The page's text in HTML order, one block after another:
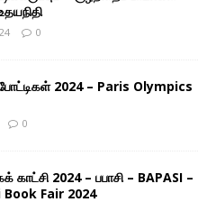
0
போட்டிகள் 2024 – Paris Olympics
0
2024 – பபாசி – BAPASI –
Fair 2024